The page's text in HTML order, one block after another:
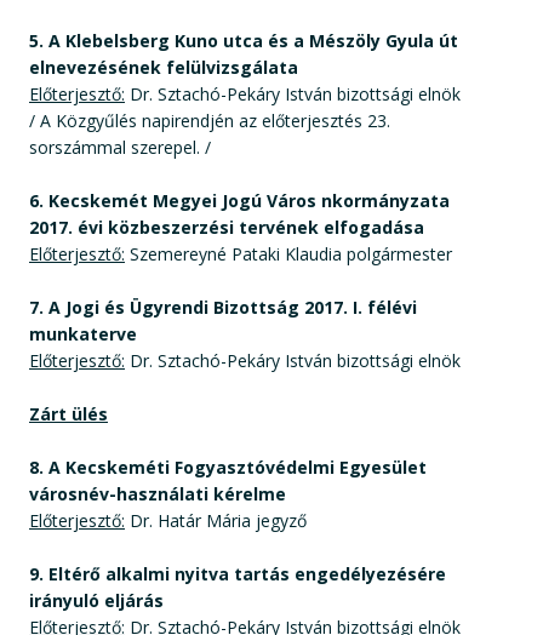
5. A Klebelsberg Kuno utca és a Mészöly Gyula út
elnevezésének felülvizsgálata
Előterjesztő: Dr. Sztachó-Pekáry István bizottsági elnök
/ A Közgyűlés napirendjén az előterjesztés 23.
sorszámmal szerepel. /
6. Kecskemét Megyei Jogú Város nkormányzata
2017. évi közbeszerzési tervének elfogadása
Előterjesztő: Szemereyné Pataki Klaudia polgármester
7. A Jogi és Ügyrendi Bizottság 2017. I. félévi
munkaterve
Előterjesztő: Dr. Sztachó-Pekáry István bizottsági elnök
Zárt ülés
8. A Kecskeméti Fogyasztóvédelmi Egyesület
városnév-használati kérelme
Előterjesztő: Dr. Határ Mária jegyző
9. Eltérő alkalmi nyitva tartás engedélyezésére
irányuló eljárás
Előterjesztő: Dr. Sztachó-Pekáry István bizottsági elnök